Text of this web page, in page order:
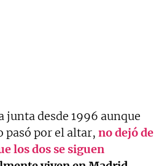
junta desde 1996 aunque
pasó por el altar, no dejó de
los dos se siguen